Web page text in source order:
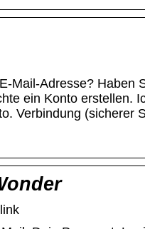
Mail-Adresse? Haben
ein Konto erstellen.
Verbindung (sicherer